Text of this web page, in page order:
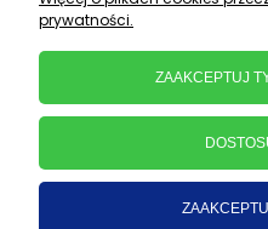
prywatności.
ZAAKCEPTUJ